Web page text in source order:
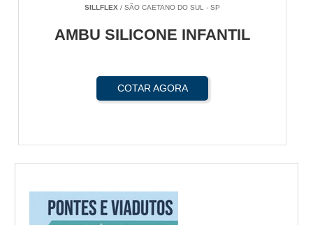
SILLFLEX / SÃO CAETANO DO SUL - SP
AMBU SILICONE INFANTIL
COTAR AGORA